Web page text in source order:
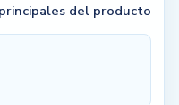
del producto